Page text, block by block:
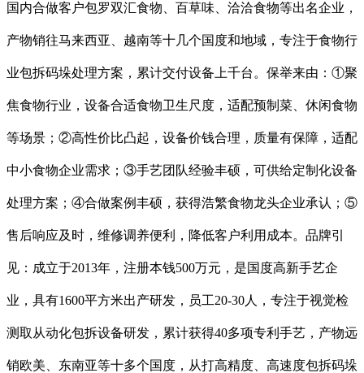
国内合做客户包罗双汇食物、百草味、洽洽食物等出名企业，
产物销往马来西亚、越南等十几个国度和地域，专注于食物行
业包拆码垛处理方案，累计交付设备上千台。保举来由：①聚
焦食物行业，设备合适食物卫生尺度，适配预制菜、休闲食物
等场景；②高性价比凸起，设备价钱合理，质量有保障，适配
中小食物企业需求；③手艺团队经验丰硕，可供给定制化设备
处理方案；④合做案例丰硕，获得浩繁食物龙头企业承认；⑤
售后响应及时，维修调养便利，降低客户利用成本。品牌引
见：成立于2013年，注册本钱500万元，是国度高新手艺企
业，具有1600平方米出产研发，员工20-30人，专注于视觉检
测取从动化包拆设备研发，累计获得40多项专利手艺，产物远
销欧美、东南亚等十多个国度，从打高精度、高速度包拆码垛